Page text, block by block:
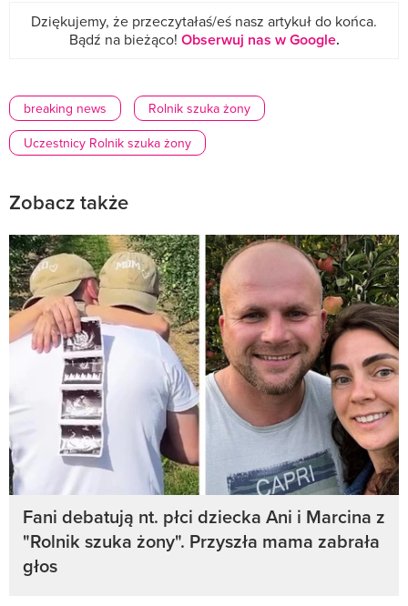
Dziękujemy, że przeczytałaś/eś nasz artykuł do końca.
Bądź na bieżąco! Obserwuj nas w Google.
breaking news
Rolnik szuka żony
Uczestnicy Rolnik szuka żony
Zobacz także
Fani debatują nt. płci dziecka Ani i Marcina z
"Rolnik szuka żony". Przyszła mama zabrała
głos